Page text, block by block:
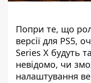
Попри те, що
версії для PS5,
Series X будуть
невідомо, чи
налаштування